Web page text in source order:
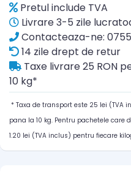
Pretul include TVA
Livrare 3-5 zile
Contacteaza-ne:
14 zile drept de retur
Taxe livrare 25 RON
10 kg*
* Taxa de transport este 25 lei (TVA
pana la 10 kg. Pentru pachetele
1.20 lei (TVA inclus) pentru fiecare